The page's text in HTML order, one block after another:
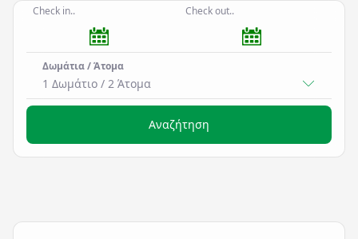
Check in.. Check out..
Δωμάτια / Άτομα
1 Δωμάτιο / 2 Άτομα
Αναζήτηση